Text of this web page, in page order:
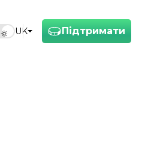
Підтримати
UK